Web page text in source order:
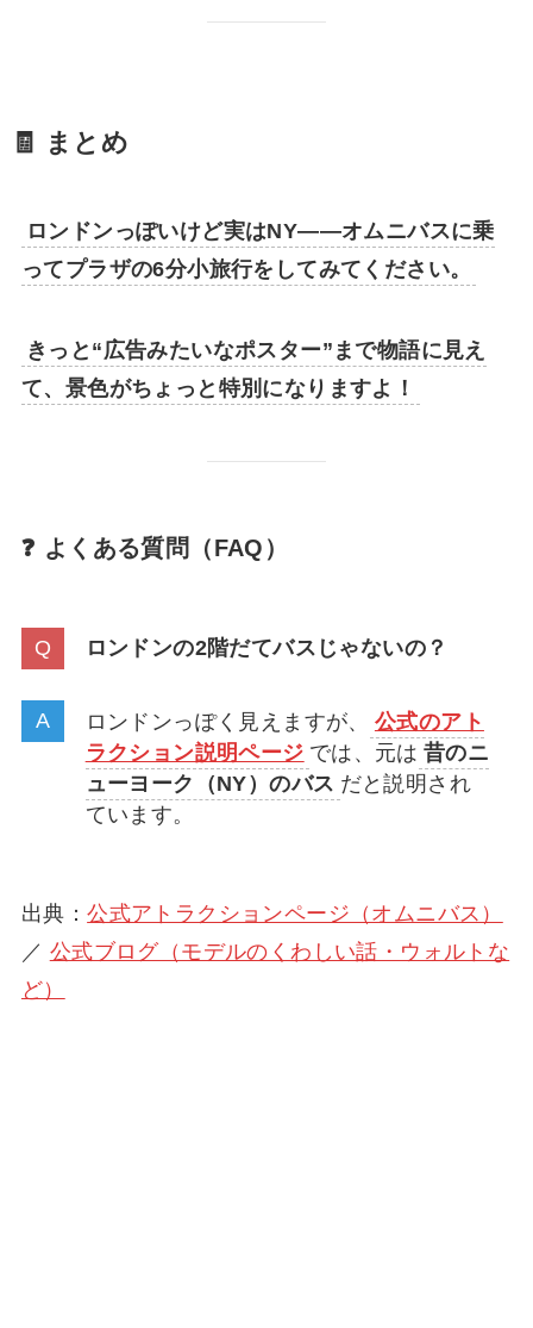
🧾 まとめ
ロンドンっぽいけど実はNY――オムニバスに乗
ってプラザの6分小旅行をしてみてください。
きっと“広告みたいなポスター”まで物語に見え
て、景色がちょっと特別になりますよ！
❓ よくある質問（FAQ）
ロンドンの2階だてバスじゃないの？
ロンドンっぽく見えますが、
公式のアト
ラクション説明ページ では、元は 昔のニ
ューヨーク（NY）のバス だと説明され
ています。
出典：公式アトラクションページ（オムニバス）
／ 公式ブログ（モデルのくわしい話・ウォルトな
ど）